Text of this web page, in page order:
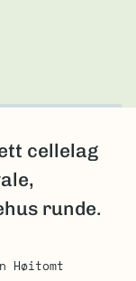
cellelag
runde.
Høitomt